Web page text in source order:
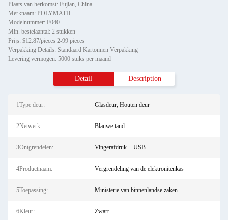
Plaats van herkomst: Fujian, China
Merknaam: POLYMATH
Modelnummer: F040
Min. bestelaantal: 2 stukken
Prijs: $12.87/pieces 2-99 pieces
Verpakking Details: Standaard Kartonnen Verpakking
Levering vermogen: 5000 stuks per maand
Detail Description
1Type deur: Glasdeur, Houten deur
2Netwerk: Blauwe tand
3Ontgrendelen: Vingerafdruk + USB
4Productnaam: Vergrendeling van de elektronitenkas
5Toepassing: Ministerie van binnenlandse zaken
6Kleur: Zwart